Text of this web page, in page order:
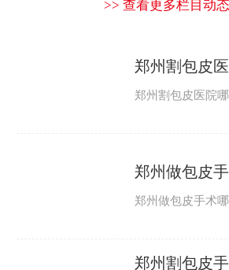
>> 查看更多栏目动
郑州割包皮
郑州割包皮医院
郑州做包皮
郑州做包皮手术
郑州割包皮